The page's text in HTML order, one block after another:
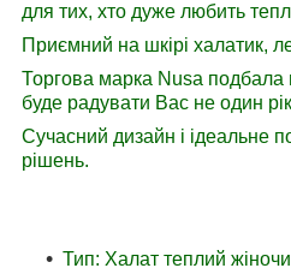
для тих, хто дуже любить
Приємний на шкірі халатик,
Торгова марка Nusa подбала
буде радувати Вас не один
Сучасний дизайн і ідеальне
рішень.
Тип: Халат теплий